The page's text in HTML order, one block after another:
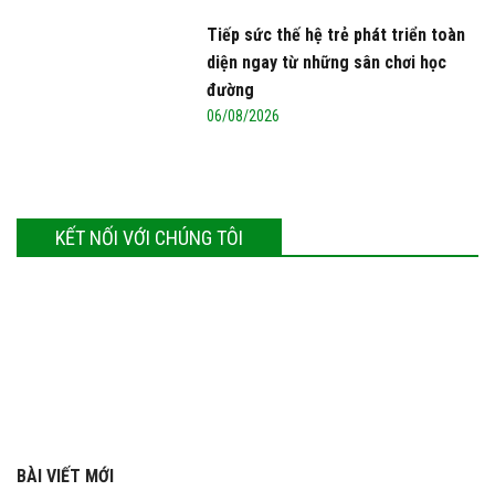
Tiếp sức thế hệ trẻ phát triển toàn
diện ngay từ những sân chơi học
đường
06/08/2026
KẾT NỐI VỚI CHÚNG TÔI
BÀI VIẾT MỚI